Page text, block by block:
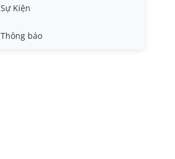
Tin công tác sinh viên
Tin đào tạo
Sự Kiện
Thông báo